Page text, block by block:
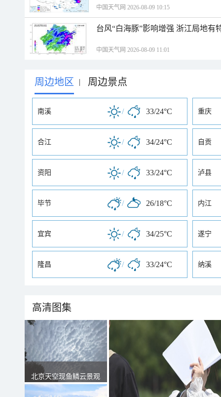
中国天气网 2026-08-09 10:15
台风“白海豚”影响增强 浙江局地有
中国天气网 2026-08-09 11:01
周边地区 | 周边景点
南溪 / 33/24°C 重庆
合江 / 34/24°C 自贡
资阳 / 33/24°C 泸县
毕节 / 26/18°C 内江
宜宾 / 34/25°C 遂宁
隆昌 / 33/24°C 纳溪
高清图集
北京天空现鱼鳞云景观